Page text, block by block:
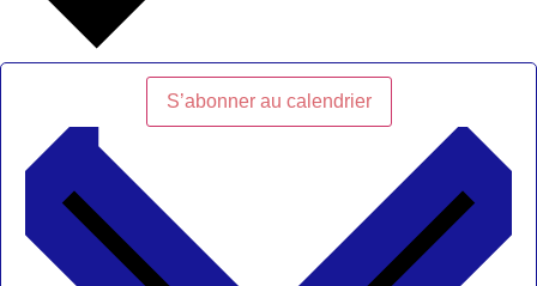
S’abonner au calendrier